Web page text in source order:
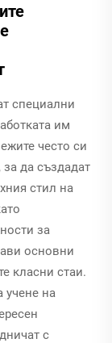
специални
им
често си
да създадат
стил на
за
основни
класни стаи.
учене на
с